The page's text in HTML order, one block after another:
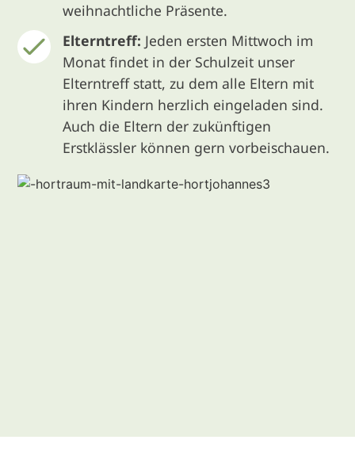
weihnachtliche Präsente.
Elterntreff: Jeden ersten Mittwoch im
Monat findet in der Schulzeit unser
Elterntreff statt, zu dem alle Eltern mit
ihren Kindern herzlich eingeladen sind.
Auch die Eltern der zukünftigen
Erstklässler können gern vorbeischauen.